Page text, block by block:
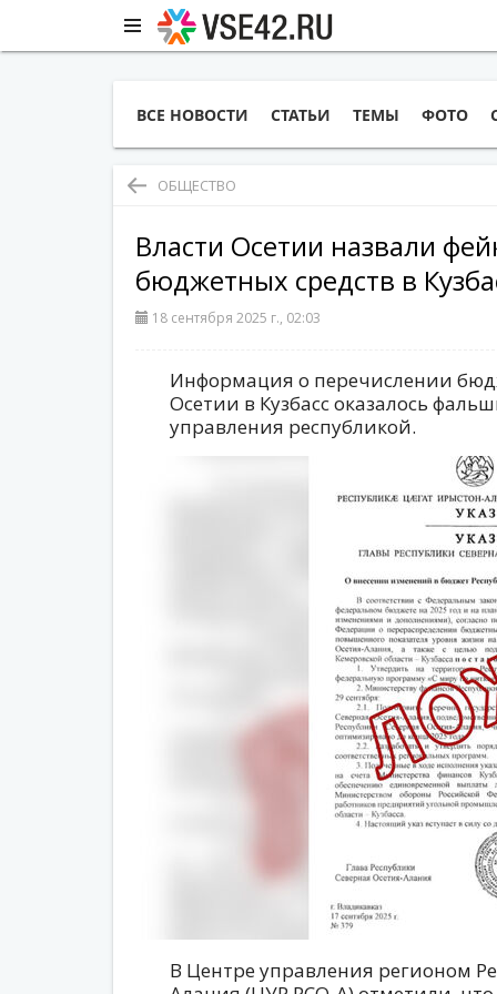
ВСЕ НОВОСТИ СТАТЬИ ТЕМЫ ФОТО
ОБЩЕСТВО
Власти Осетии назвали
бюджетных средств в
18 сентября 2025 г., 02:03
Информация о перечислении
Осетии в Кузбасс оказалось
управления республикой.
В Центре управления регионом